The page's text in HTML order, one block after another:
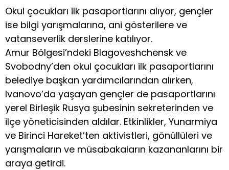
Okul çocukları ilk pasaportlarını alıyor, gençler
ise bilgi yarışmalarına, ani gösterilere ve
vatanseverlik derslerine katılıyor.
Amur Bölgesi’ndeki Blagoveshchensk ve
Svobodny’den okul çocukları ilk pasaportlarını
belediye başkan yardımcılarından alırken,
Ivanovo’da yaşayan gençler de pasaportlarını
yerel Birleşik Rusya şubesinin sekreterinden ve
ilçe yöneticisinden aldılar. Etkinlikler, Yunarmiya
ve Birinci Hareket’ten aktivistleri, gönüllüleri ve
yarışmaların ve müsabakaların kazananlarını bir
araya getirdi.